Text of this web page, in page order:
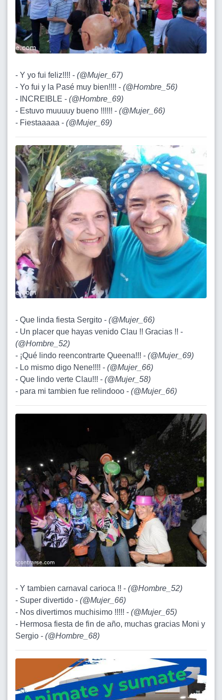
- Y yo fui feliz!!!! - (@Mujer_67)
- Yo fui y la Pasé muy bien!!!! - (@Hombre_56)
- INCREIBLE - (@Hombre_69)
- Estuvo muuuuy bueno !!!!!! - (@Mujer_66)
- Fiestaaaaa - (@Mujer_69)
- Que linda fiesta Sergito - (@Mujer_66)
- Un placer que hayas venido Clau !! Gracias !! -
(@Hombre_52)
- ¡Qué lindo reencontrarte Queena!!! - (@Mujer_69)
- Lo mismo digo Nene!!!! - (@Mujer_66)
- Que lindo verte Clau!!! - (@Mujer_58)
- para mi tambien fue relindooo - (@Mujer_66)
- Y tambien carnaval carioca !! - (@Hombre_52)
- Super divertido - (@Mujer_66)
- Nos divertimos muchisimo !!!!! - (@Mujer_65)
- Hermosa fiesta de fin de año, muchas gracias Moni y
Sergio - (@Hombre_68)